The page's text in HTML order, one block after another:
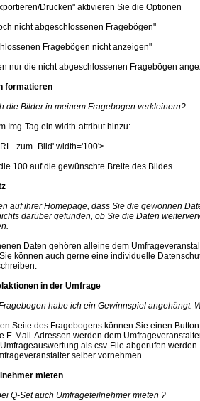
Drucken" aktivieren Sie die Optionen
nicht abgeschlossenen Fragebögen"
Fragebögen nicht anzeigen"
nur die nicht abgeschlossenen Fragebögen
formatieren
die Bilder in meinem Fragebogen verkleinern?
Img-Tag ein width-attribut hinzu:
width='100'>
100 auf die gewünschte Breite des Bildes.
auf ihrer Homepage, dass Sie die gewonnen
darüber gefunden, ob Sie die Daten
Daten gehören alleine dem
können auch gerne eine individuelle
in der Umfrage
habe ich ein Gewinnspiel angehängt.
Seite des Fragebogens können Sie einen
E-Mail-Adressen werden dem
als csv-File abgerufen
selber vornehmen.
mieten
Q-Set auch Umfrageteilnehmer mieten ?